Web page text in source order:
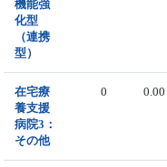
機能強
化型
（連携
型）
在宅療
養支援
病院3：
その他
0 0.00